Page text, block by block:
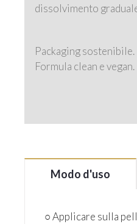
dissolvimento
Packaging sostenibile.
Formula clean e vegan.
Modo d'uso
○ Applicare sulla